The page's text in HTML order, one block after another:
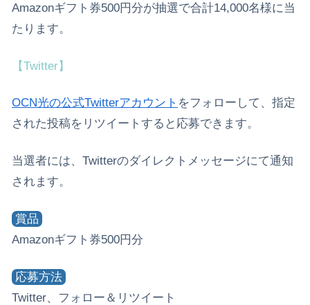
Amazonギフト券500円分が抽選で合計14,000名様に当
たります。
【Twitter】
OCN光の公式Twitterアカウント をフォローして、指定
された投稿をリツイートすると応募できます。
当選者には、Twitterのダイレクトメッセージにて通知
されます。
賞品
Amazonギフト券500円分
応募方法
Twitter、フォロー＆リツイート